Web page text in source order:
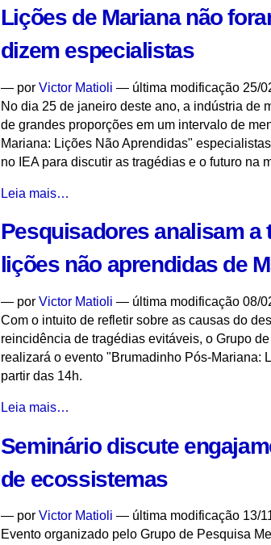
efeitos
sociais
dos
ambientais
da
Amazônia
-
Lições de Mariana não
dizem especialistas
— por Victor Matioli — última modificação 25/
No dia 25 de janeiro deste ano, a indústria de
de grandes proporções em um intervalo de
Mariana: Lições Não Aprendidas"
no IEA para discutir as tragédias e o futuro na
Lições
Mariana
foram
em
Brumadinho,
dizem
especialistas
-
Leia mais…
Pesquisadores analisam a
lições não aprendidas de
— por Victor Matioli — última modificação 08/
Com o intuito de refletir sobre as causas do
reincidência de tragédias evitáveis, o Grupo
realizará o evento "Brumadinho Pós-Mariana:
partir das 14h.
Pesquisadores
a
em
e
as
Leia mais…
Seminário discute
de ecossistemas
— por Victor Matioli — última modificação 13/
Evento organizado pelo Grupo de Pesquisa